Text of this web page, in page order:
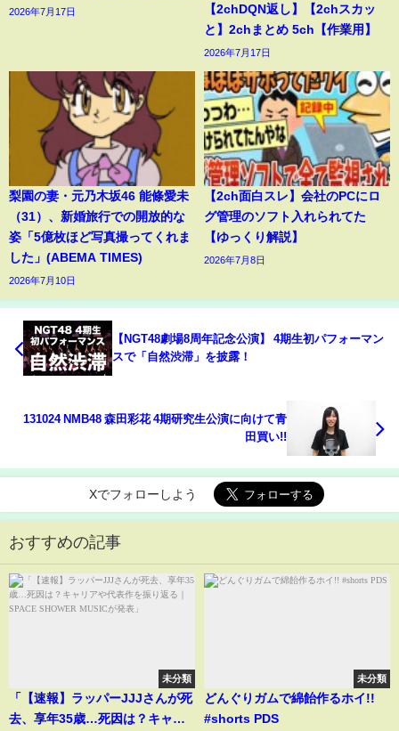
2026年7月17日
【2chDQN返し】【2chスカッ
と】2chまとめ 5ch【作業用】
2026年7月17日
梨園の妻・元乃木坂46 能條愛未
（31）、新婚旅行での開放的な
姿「5億枚ほど写真撮ってくれま
した」(ABEMA TIMES)
2026年7月10日
【2ch面白スレ】会社のPCにロ
グ管理のソフト入れられてた
【ゆっくり解説】
2026年7月8日
【NGT48劇場8周年記念公演】 4期生初パフォーマン
スで「自然渋滞」を披露！
131024 NMB48 森田彩花 4期研究生公演に向けて青
田買い!!
Xでフォローしよう
おすすめの記事
未分類
「【速報】ラッパーJJJさんが死
去、享年35歳…死因は？キャリ
未分類
どんぐりガムで綿飴作るホイ!!
#shorts PDS